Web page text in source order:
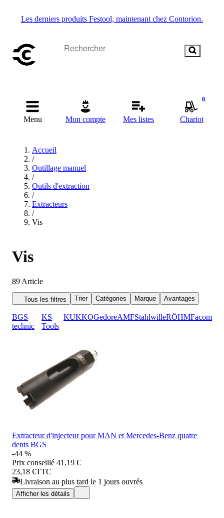
Les derniers produits Festool, maintenant chez Contorion.
Menu Mon compte Mes listes
0
Chariot
Accueil
/
Outillage manuel
/
Outils d'extraction
/
Extracteurs
/
Vis
Vis
89 Article
Tous les filtres Trier Catégories Marque Avantages
BGS
technic
KS
Tools
KUKKOGedoreAMFStahlwilleRÖHMFacom
Extracteur d'injecteur pour MAN et Mercedes-Benz quatre
dents BGS
-44 %
Prix conseillé 41,19 €
23,18 €TTC
Livraison au plus tard le 1 jours ouvrés
Afficher les détails